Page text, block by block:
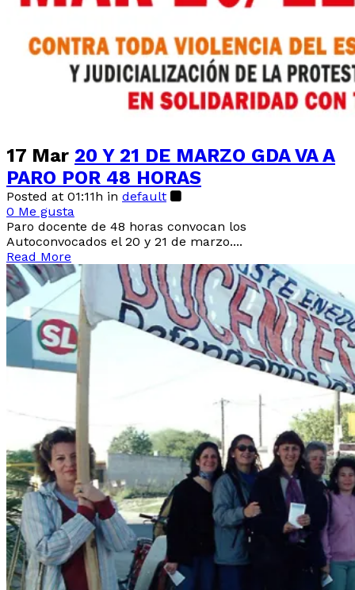
17 Mar 20 Y 21 DE MARZO GDA VA A
PARO POR 48 HORAS
Posted at 01:11h in default
0 Me gusta
Paro docente de 48 horas convocan los
Autoconvocados el 20 y 21 de marzo....
Read More